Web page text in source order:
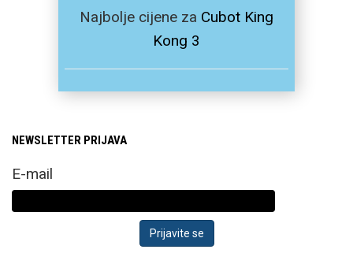
Najbolje cijene za Cubot King
Kong 3
NEWSLETTER PRIJAVA
E-mail